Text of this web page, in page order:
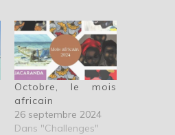
Octobre, le mois
africain
26 septembre 2024
Dans "Challenges"